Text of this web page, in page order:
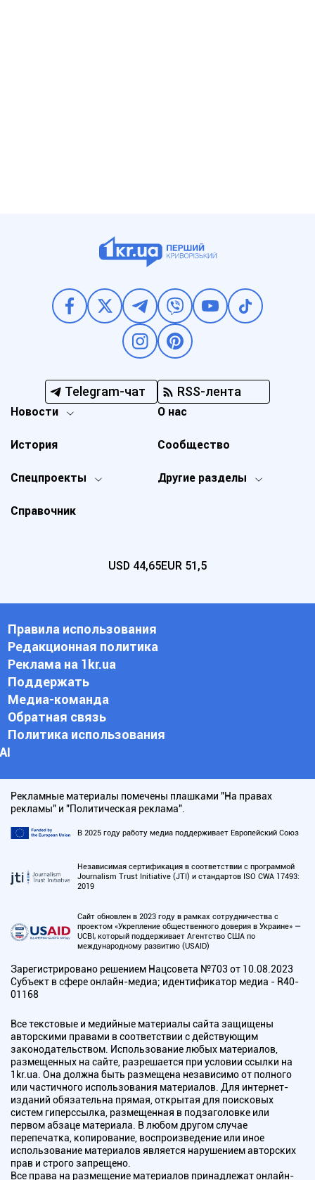
Telegram-чат RSS-лента
Новости
Спецпроекты Другие разделы
История
О нас
Справочник
Сообщество
USD 44,65EUR 51,5
Правила использования
Редакционная политика
Реклама на 1kr.ua
Поддержать
Медиа-команда
Обратная связь
Политика использования
АI
Рекламные материалы помечены плашками "На правах
рекламы" и "Политическая реклама".
В 2025 году работу медиа поддерживает Европейский Союз
Независимая сертификация в соответствии с программой
Journalism Trust Initiative (JTI) и стандартов ISO CWA 17493:
2019
Сайт обновлен в 2023 году в рамках сотрудничества с
проектом «Укрепление общественного доверия в Украине» —
UCBI, который поддерживает Агентство США по
международному развитию (USAID)
Зарегистрировано решением Нацсовета №703 от 10.08.2023
Субъект в сфере онлайн-медиа; идентификатор медиа - R40-
01168
Все текстовые и медийные материалы сайта защищены
авторскими правами в соответствии с действующим
законодательством. Использование любых материалов,
размещенных на сайте, разрешается при условии ссылки на
1kr.ua. Она должна быть размещена независимо от полного
или частичного использования материалов. Для интернет-
изданий обязательна прямая, открытая для поисковых
систем гиперссылка, размещенная в подзаголовке или
первом абзаце материала. В любом другом случае
перепечатка, копирование, воспроизведение или иное
использование материалов является нарушением авторских
прав и строго запрещено.
Все права на размещение материалов принадлежат онлайн-